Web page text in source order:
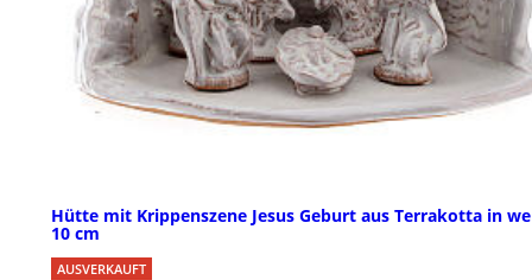
Hütte mit Krippenszene Jesus Geburt aus Terrakotta in
10 cm
AUSVERKAUFT